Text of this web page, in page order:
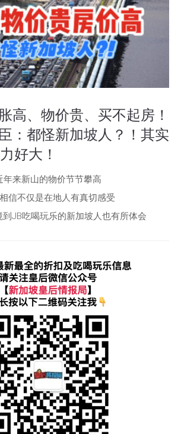
高、物价贵、买不起房！
：都怪新加坡人？！其实
好大！
年来新山的物价节节攀高
信不仅是在地人有真切感受
JB吃喝玩乐的新加坡人也有所体会